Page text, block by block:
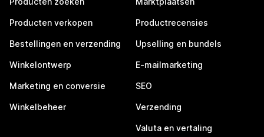
Producten verkopen
Bestellingen en verzending
Winkelontwerp
Marketing en conversie
Winkelbeheer
Productrecensies
Upselling en bundels
E-mailmarketing
SEO
Verzending
Valuta en vertaling